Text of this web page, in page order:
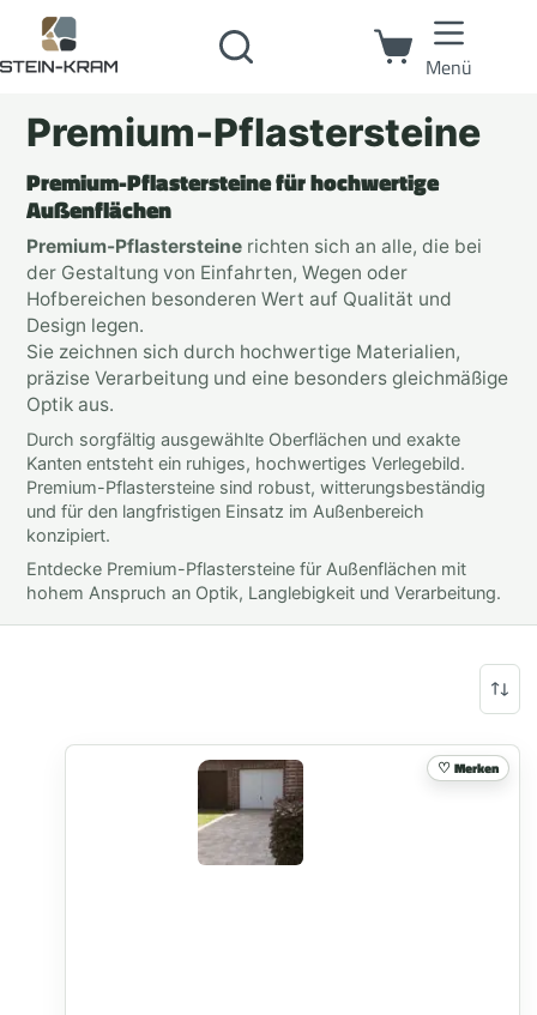
Menü
Premium-Pflastersteine
Premium-Pflastersteine für hochwertige
Außenflächen
Premium-Pflastersteine richten sich an alle, die bei
der Gestaltung von Einfahrten, Wegen oder
Hofbereichen besonderen Wert auf Qualität und
Design legen.
Sie zeichnen sich durch hochwertige Materialien,
präzise Verarbeitung und eine besonders gleichmäßige
Optik aus.
Durch sorgfältig ausgewählte Oberflächen und exakte
Kanten entsteht ein ruhiges, hochwertiges Verlegebild.
Premium-Pflastersteine sind robust, witterungsbeständig
und für den langfristigen Einsatz im Außenbereich
konzipiert.
Entdecke Premium-Pflastersteine für Außenflächen mit
hohem Anspruch an Optik, Langlebigkeit und Verarbeitung.
Merken